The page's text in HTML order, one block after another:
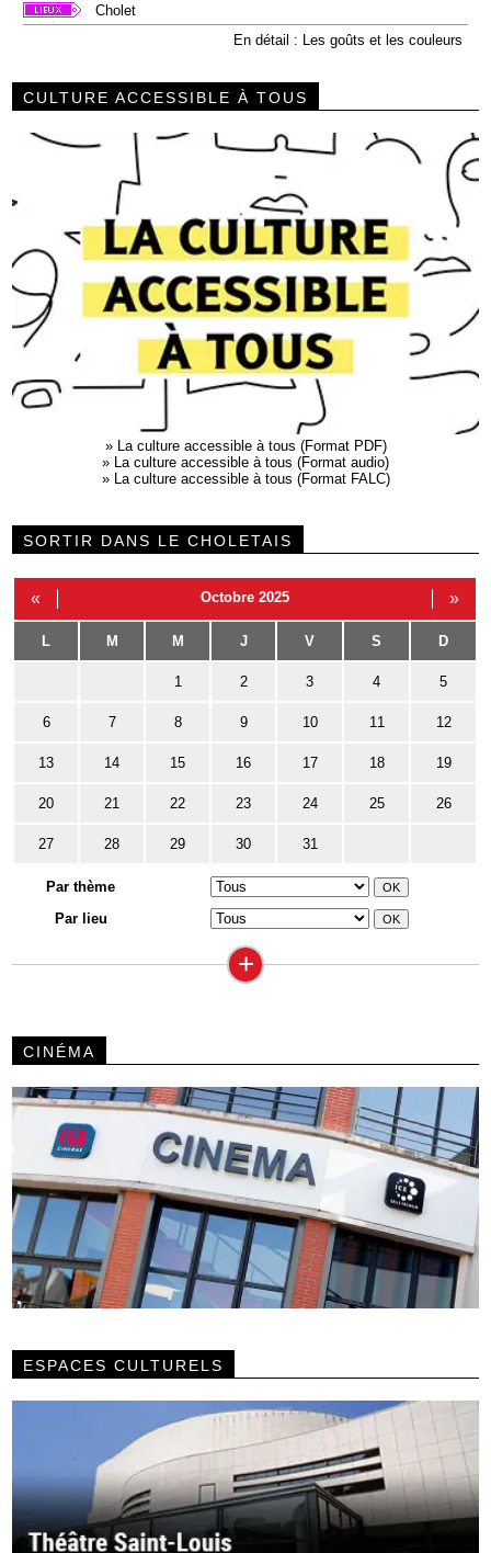
Cholet
En détail : Les goûts et les couleurs
CULTURE ACCESSIBLE À TOUS
» La culture accessible à tous (Format PDF)
» La culture accessible à tous (Format audio)
» La culture accessible à tous (Format FALC)
SORTIR DANS LE CHOLETAIS
« Octobre 2025 »
L M M J V S D
1 2 3 4 5
6 7 8 9 10 11 12
13 14 15 16 17 18 19
20 21 22 23 24 25 26
27 28 29 30 31
Par thème
Par lieu
+
CINÉMA
ESPACES CULTURELS